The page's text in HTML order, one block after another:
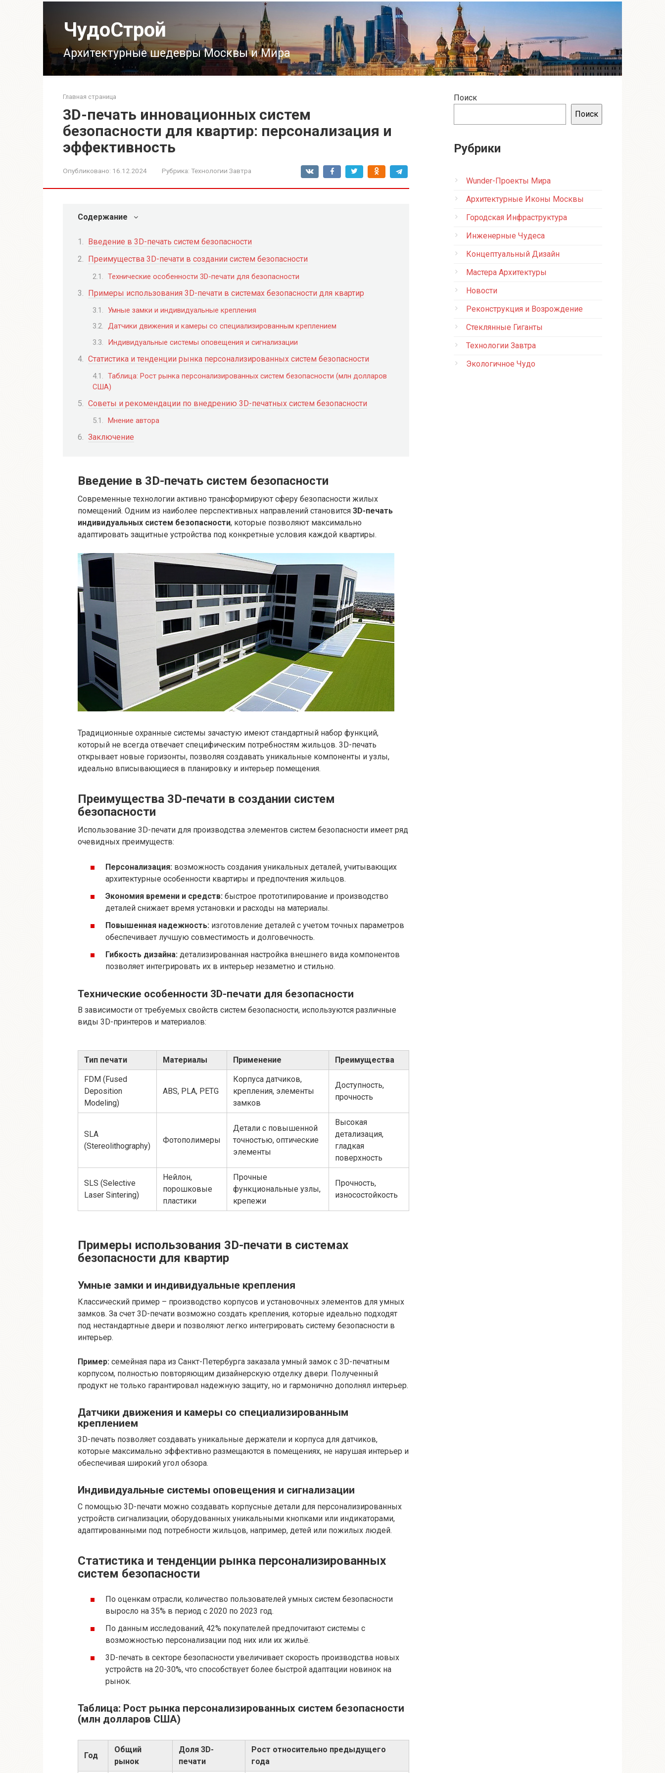
ЧудоСтрой
Архитектурные шедевры Москвы и Мира
Главная страница
3D-печать инновационных систем
безопасности для квартир: персонализация и
эффективность
Опубликовано: 16.12.2024 Рубрика: Технологии Завтра
Содержание
Введение в 3D-печать систем безопасности
Преимущества 3D-печати в создании систем безопасности
Технические особенности 3D-печати для безопасности
Примеры использования 3D-печати в системах безопасности для квартир
Умные замки и индивидуальные крепления
Датчики движения и камеры со специализированным креплением
Индивидуальные системы оповещения и сигнализации
Статистика и тенденции рынка персонализированных систем безопасности
Таблица: Рост рынка персонализированных систем безопасности (млн долларов
США)
Советы и рекомендации по внедрению 3D-печатных систем безопасности
Мнение автора
Заключение
Введение в 3D-печать систем безопасности
Современные технологии активно трансформируют сферу безопасности жилых
помещений. Одним из наиболее перспективных направлений становится 3D-печать
индивидуальных систем безопасности, которые позволяют максимально
адаптировать защитные устройства под конкретные условия каждой квартиры.
Традиционные охранные системы зачастую имеют стандартный набор функций,
который не всегда отвечает специфическим потребностям жильцов. 3D-печать
открывает новые горизонты, позволяя создавать уникальные компоненты и узлы,
идеально вписывающиеся в планировку и интерьер помещения.
Преимущества 3D-печати в создании систем
безопасности
Использование 3D-печати для производства элементов систем безопасности имеет ряд
очевидных преимуществ:
Персонализация: возможность создания уникальных деталей, учитывающих
архитектурные особенности квартиры и предпочтения жильцов.
Экономия времени и средств: быстрое прототипирование и производство
деталей снижает время установки и расходы на материалы.
Повышенная надежность: изготовление деталей с учетом точных параметров
обеспечивает лучшую совместимость и долговечность.
Гибкость дизайна: детализированная настройка внешнего вида компонентов
позволяет интегрировать их в интерьер незаметно и стильно.
Технические особенности 3D-печати для безопасности
В зависимости от требуемых свойств систем безопасности, используются различные
виды 3D-принтеров и материалов:
Тип печати Материалы Применение Преимущества
FDM (Fused
Deposition
Modeling)
ABS, PLA, PETG
Корпуса датчиков,
крепления, элементы
замков
Доступность,
прочность
SLA
(Stereolithography)
Фотополимеры
Детали с повышенной
точностью, оптические
элементы
Высокая
детализация,
гладкая
поверхность
SLS (Selective
Laser Sintering)
Нейлон,
порошковые
пластики
Прочные
функциональные узлы,
крепежи
Прочность,
износостойкость
Примеры использования 3D-печати в системах
безопасности для квартир
Умные замки и индивидуальные крепления
Классический пример – производство корпусов и установочных элементов для умных
замков. За счет 3D-печати возможно создать крепления, которые идеально подходят
под нестандартные двери и позволяют легко интегрировать систему безопасности в
интерьер.
Пример: семейная пара из Санкт-Петербурга заказала умный замок с 3D-печатным
корпусом, полностью повторяющим дизайнерскую отделку двери. Полученный
продукт не только гарантировал надежную защиту, но и гармонично дополнял интерьер.
Датчики движения и камеры со специализированным
креплением
3D-печать позволяет создавать уникальные держатели и корпуса для датчиков,
которые максимально эффективно размещаются в помещениях, не нарушая интерьер и
обеспечивая широкий угол обзора.
Индивидуальные системы оповещения и сигнализации
С помощью 3D-печати можно создавать корпусные детали для персонализированных
устройств сигнализации, оборудованных уникальными кнопками или индикаторами,
адаптированными под потребности жильцов, например, детей или пожилых людей.
Статистика и тенденции рынка персонализированных
систем безопасности
По оценкам отрасли, количество пользователей умных систем безопасности
выросло на 35% в период с 2020 по 2023 год.
По данным исследований, 42% покупателей предпочитают системы с
возможностью персонализации под них или их жильё.
3D-печать в секторе безопасности увеличивает скорость производства новых
устройств на 20-30%, что способствует более быстрой адаптации новинок на
рынок.
Таблица: Рост рынка персонализированных систем безопасности
(млн долларов США)
Год
Общий
рынок
Доля 3D-
печати
Рост относительно предыдущего
года
Поиск
Поиск
Рубрики
Wunder-Проекты Мира
Архитектурные Иконы Москвы
Городская Инфраструктура
Инженерные Чудеса
Концептуальный Дизайн
Мастера Архитектуры
Новости
Реконструкция и Возрождение
Стеклянные Гиганты
Технологии Завтра
Экологичное Чудо